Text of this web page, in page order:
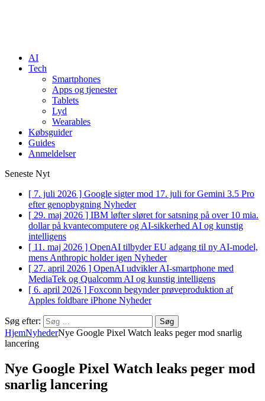
AI
Tech
Smartphones
Apps og tjenester
Tablets
Lyd
Wearables
Købsguider
Guides
Anmeldelser
Seneste Nyt
[ 7. juli 2026 ] Google sigter mod 17. juli for Gemini 3.5 Pro
efter genopbygning Nyheder
[ 29. maj 2026 ] IBM løfter sløret for satsning på over 10 mia.
dollar på kvantecomputere og AI-sikkerhed AI og kunstig
intelligens
[ 11. maj 2026 ] OpenAI tilbyder EU adgang til ny AI-model,
mens Anthropic holder igen Nyheder
[ 27. april 2026 ] OpenAI udvikler AI-smartphone med
MediaTek og Qualcomm AI og kunstig intelligens
[ 6. april 2026 ] Foxconn begynder prøveproduktion af
Apples foldbare iPhone Nyheder
Søg efter:
HjemNyhederNye Google Pixel Watch leaks peger mod snarlig
lancering
Nye Google Pixel Watch leaks peger mod
snarlig lancering